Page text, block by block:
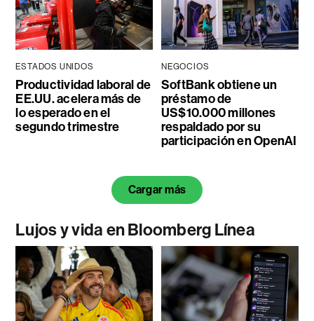
ESTADOS UNIDOS
Productividad laboral de
EE.UU. acelera más de
lo esperado en el
segundo trimestre
NEGOCIOS
SoftBank obtiene un
préstamo de
US$10.000 millones
respaldado por su
participación en OpenAI
Cargar más
Lujos y vida en Bloomberg Línea